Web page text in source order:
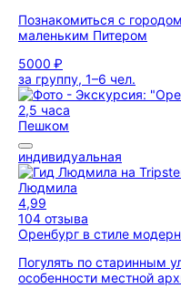
Познакомиться с
маленьким Питером
5000 ₽
за группу, 1–6 чел.
2,5 часа
Пешком
индивидуальная
Людмила
4,99
104 отзыва
Оренбург в стиле модерн
Погулять по старинным
особенности местной